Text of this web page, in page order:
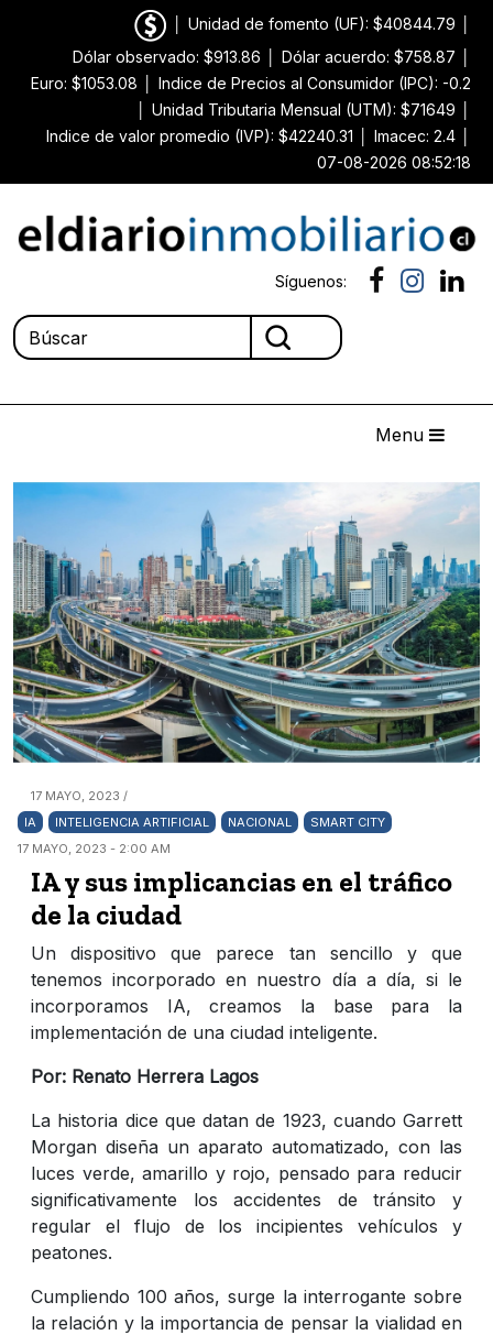
Unidad de fomento (UF): $40844.79
Dólar observado: $913.86
Dólar acuerdo: $758.87
Euro: $1053.08
Indice de Precios al Consumidor (IPC): -0.2
Unidad Tributaria Mensual (UTM): $71649
Indice de valor promedio (IVP): $42240.31
Imacec: 2.4
07-08-2026 08:52:18
Síguenos:
Menu
17 MAYO, 2023 /
IA
INTELIGENCIA ARTIFICIAL NACIONAL
SMART CITY
17 MAYO, 2023 - 2:00 AM
IA y sus implicancias en el tráfico
de la ciudad
Un dispositivo que parece tan sencillo y que
tenemos incorporado en nuestro día a día, si le
incorporamos IA, creamos la base para la
implementación de una ciudad inteligente.
Por: Renato Herrera Lagos
La historia dice que datan de 1923, cuando Garrett
Morgan diseña un aparato automatizado, con las
luces verde, amarillo y rojo, pensado para reducir
significativamente los accidentes de tránsito y
regular el flujo de los incipientes vehículos y
peatones.
Cumpliendo 100 años, surge la interrogante sobre
la relación y la importancia de pensar la vialidad en